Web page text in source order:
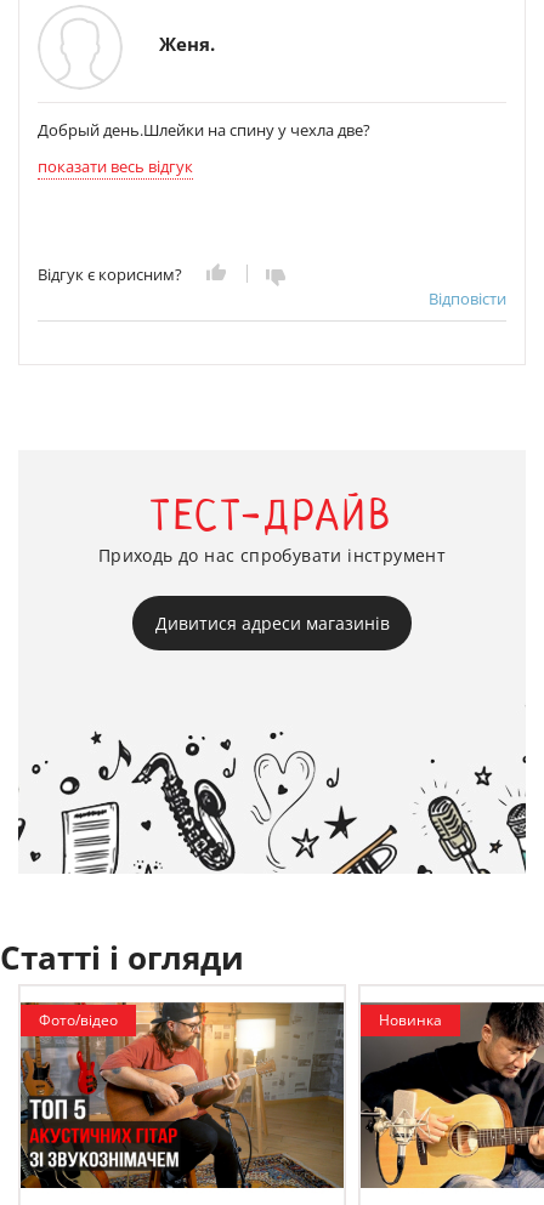
Женя.
Добрый день.Шлейки на спину у чехла две?
показати весь відгук
Відгук є корисним?
Відповісти
ТЕСТ-ДРАЙВ
Приходь до нас спробувати інструмент
Дивитися адреси магазинів
Статті і огляди
Фото/відео Новинка